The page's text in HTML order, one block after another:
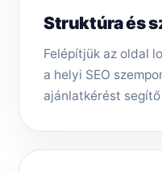
Struktúra és
Felépítjük az oldal
a helyi SEO
ajánlatkérést